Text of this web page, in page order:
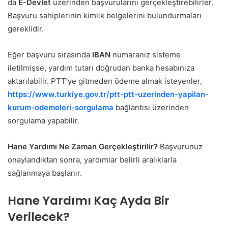
da E-Devlet üzerinden başvurularını gerçekleştirebilirler.
Başvuru sahiplerinin kimlik belgelerini bulundurmaları
gereklidir.
Eğer başvuru sırasında IBAN numaranız sisteme
iletilmişse, yardım tutarı doğrudan banka hesabınıza
aktarılabilir. PTT’ye gitmeden ödeme almak isteyenler,
https://www.turkiye.gov.tr/ptt-ptt-uzerinden-yapilan-
kurum-odemeleri-sorgulama bağlantısı üzerinden
sorgulama yapabilir.
Hane Yardımı Ne Zaman Gerçekleştirilir? Başvurunuz
onaylandıktan sonra, yardımlar belirli aralıklarla
sağlanmaya başlanır.
Hane Yardımı Kaç Ayda Bir
Verilecek?